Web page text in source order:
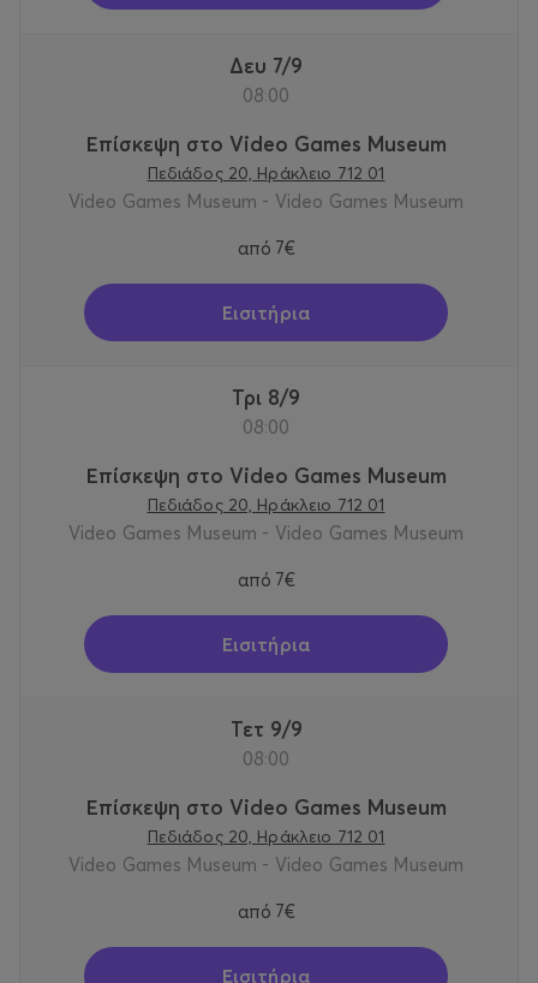
Δευ 7/9
08:00
Επίσκεψη στο Video Games Museum
Πεδιάδος 20, Ηράκλειο 712 01
Video Games Museum - Video Games Museum
από 7€
Εισιτήρια
Τρι 8/9
08:00
Επίσκεψη στο Video Games Museum
Πεδιάδος 20, Ηράκλειο 712 01
Video Games Museum - Video Games Museum
από 7€
Εισιτήρια
Τετ 9/9
08:00
Επίσκεψη στο Video Games Museum
Πεδιάδος 20, Ηράκλειο 712 01
Video Games Museum - Video Games Museum
από 7€
Εισιτήρια